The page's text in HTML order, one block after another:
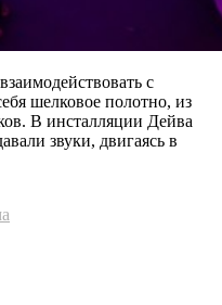
с
шелковое полотно, из
В инсталляции Дейва
звуки, двигаясь в